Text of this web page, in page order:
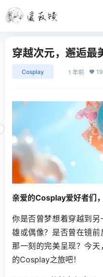
穿越次元，邂逅
Cosplay 1 年前
亲爱的Cosplay爱好者们，
你是否曾梦想着穿越到
雄或偶像？是否曾在镜
那一刻的完美呈现？今
的Cosplay之旅吧！